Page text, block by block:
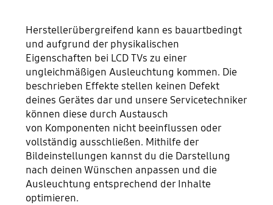
Herstellerübergreifend kann es bauartbedingt
und aufgrund der physikalischen
Eigenschaften bei LCD TVs zu einer
ungleichmäßigen Ausleuchtung kommen. Die
beschrieben Effekte stellen keinen Defekt
deines Gerätes dar und unsere Servicetechniker
können diese durch Austausch
von Komponenten nicht beeinflussen oder
vollständig ausschließen. Mithilfe der
Bildeinstellungen kannst du die Darstellung
nach deinen Wünschen anpassen und die
Ausleuchtung entsprechend der Inhalte
optimieren.